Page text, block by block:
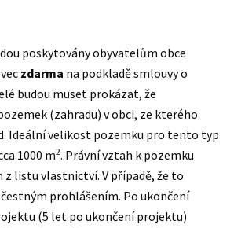
poskytovány obyvatelům obce
zdarma na podkladě smlouvy o
budou muset prokázat, že
(zahradu) v obci, ze kterého
Ideální velikost pozemku pro tento typ
1000 m2. Právní vztah k pozemku
z listu vlastnictví. V případě, že to
prohlášením. Po ukončení
(5 let po ukončení projektu)